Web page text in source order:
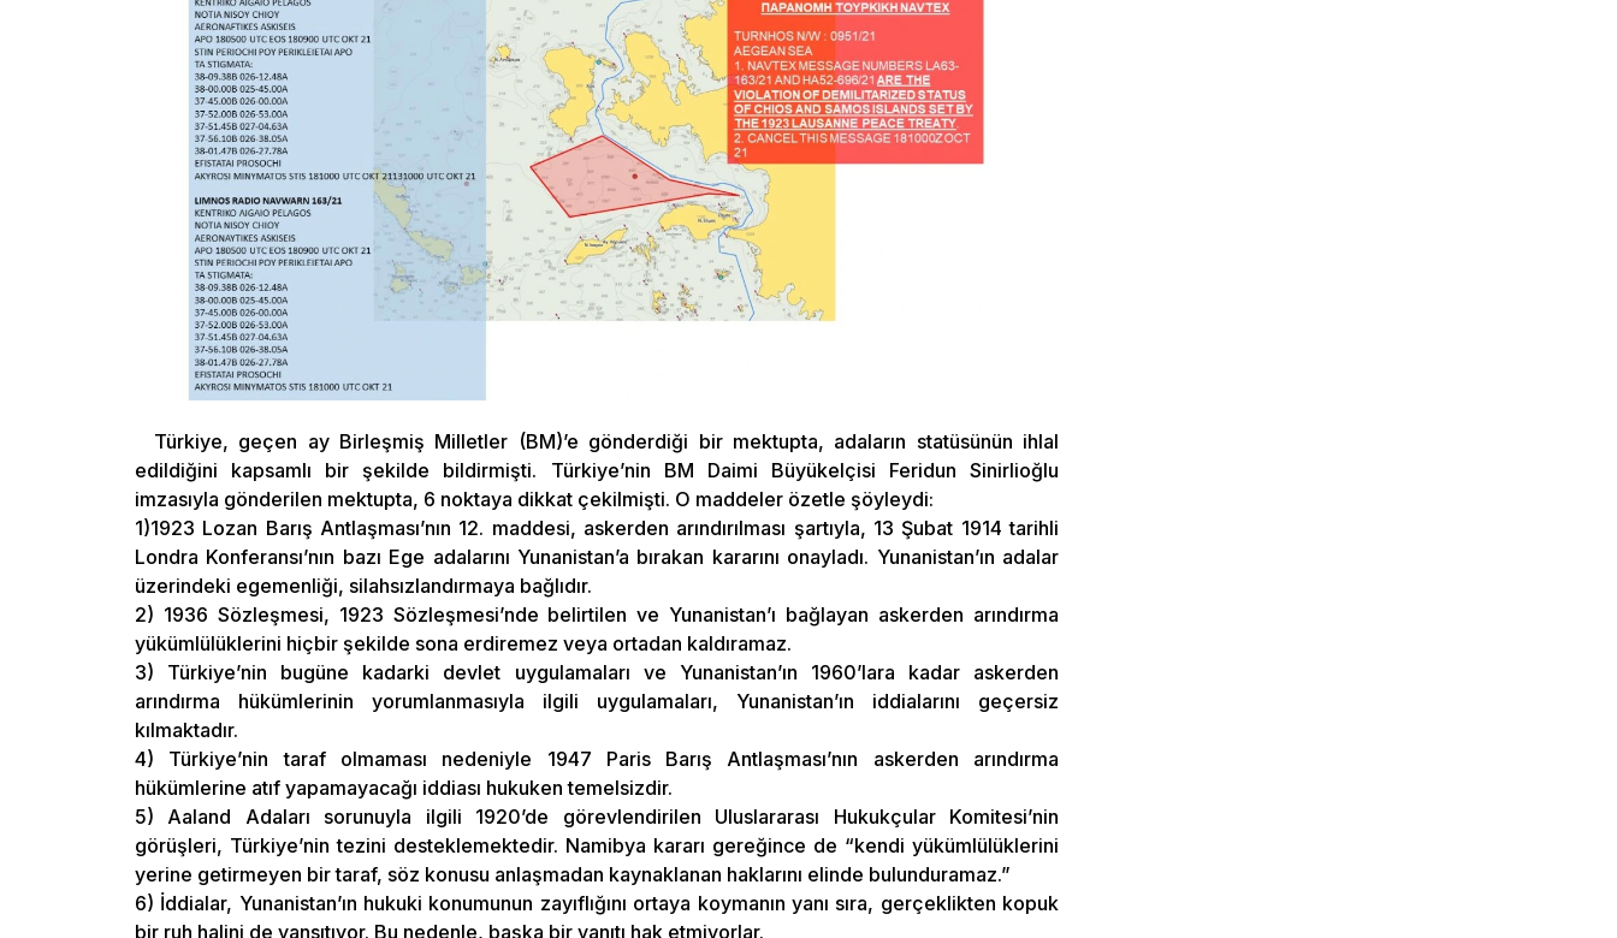
Türkiye, geçen ay Birleşmiş Milletler (BM)’e gönderdiği bir mektupta, adaların statüsünün ihlal
edildiğini kapsamlı bir şekilde bildirmişti. Türkiye’nin BM Daimi Büyükelçisi Feridun Sinirlioğlu
imzasıyla gönderilen mektupta, 6 noktaya dikkat çekilmişti. O maddeler özetle şöyleydi:
1)1923 Lozan Barış Antlaşması’nın 12. maddesi, askerden arındırılması şartıyla, 13 Şubat 1914 tarihli
Londra Konferansı’nın bazı Ege adalarını Yunanistan’a bırakan kararını onayladı. Yunanistan’ın adalar
üzerindeki egemenliği, silahsızlandırmaya bağlıdır.
2) 1936 Sözleşmesi, 1923 Sözleşmesi’nde belirtilen ve Yunanistan’ı bağlayan askerden arındırma
yükümlülüklerini hiçbir şekilde sona erdiremez veya ortadan kaldıramaz.
3) Türkiye’nin bugüne kadarki devlet uygulamaları ve Yunanistan’ın 1960’lara kadar askerden
arındırma hükümlerinin yorumlanmasıyla ilgili uygulamaları, Yunanistan’ın iddialarını geçersiz
kılmaktadır.
4) Türkiye’nin taraf olmaması nedeniyle 1947 Paris Barış Antlaşması’nın askerden arındırma
hükümlerine atıf yapamayacağı iddiası hukuken temelsizdir.
5) Aaland Adaları sorunuyla ilgili 1920’de görevlendirilen Uluslararası Hukukçular Komitesi’nin
görüşleri, Türkiye’nin tezini desteklemektedir. Namibya kararı gereğince de “kendi yükümlülüklerini
yerine getirmeyen bir taraf, söz konusu anlaşmadan kaynaklanan haklarını elinde bulunduramaz.”
6) İddialar, Yunanistan’ın hukuki konumunun zayıflığını ortaya koymanın yanı sıra, gerçeklikten kopuk
bir ruh halini de yansıtıyor. Bu nedenle, başka bir yanıtı hak etmiyorlar.